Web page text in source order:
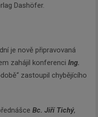
Dashöfer.
je nově připravovaná
zahájil konferenci Ing.
zastoupil chybějícího
Bc. Jiří Tichý,